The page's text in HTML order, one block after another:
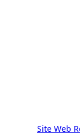
Site Web